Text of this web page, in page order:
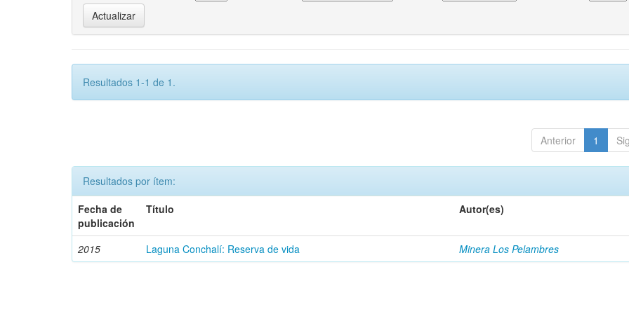
Resultados 1-1 de 1.
Anterior 1
Resultados por ítem:
Fecha de
publicación
Título Autor(es)
2015 Laguna Conchalí: Reserva de vida Minera Los Pelambres